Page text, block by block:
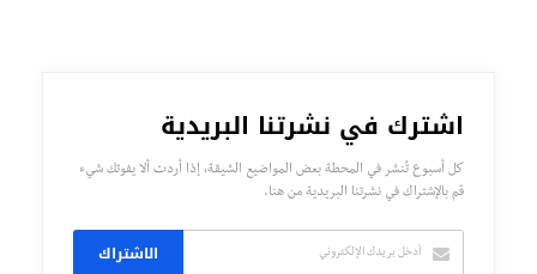
اشترك في نشرتنا البريدية
كل أسبوع تُنشر في المحطة بعض المواضيع الشيقة، إذا أردت ألا يفوتك شيء
قم بالإشتراك في نشرتنا البريدية من هنا.
الاشتراك